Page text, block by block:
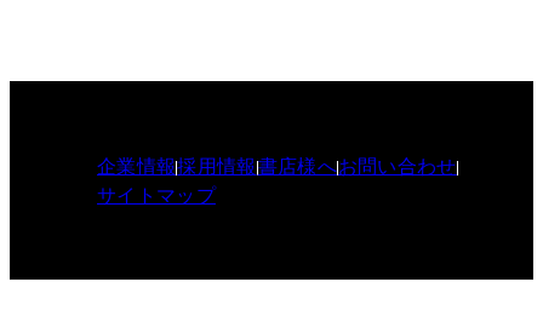
企業情報採用情報書店様へお問い合わせ
サイトマップ